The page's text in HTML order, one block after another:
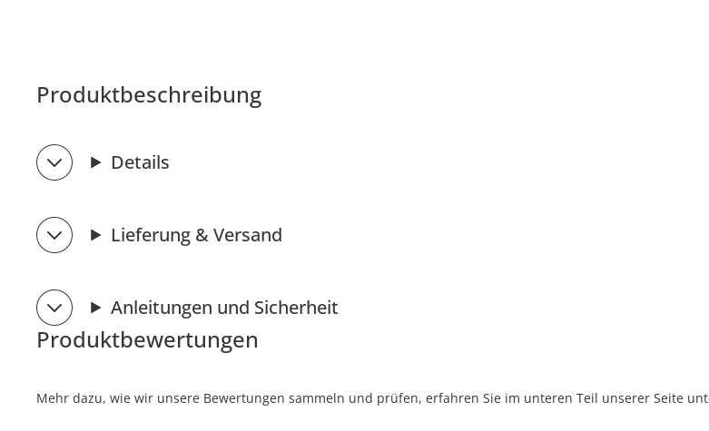
Produktbeschreibung
Details
Lieferung & Versand
Anleitungen und Sicherheit
Produktbewertungen
Mehr dazu, wie wir unsere Bewertungen sammeln und prüfen, erfahren Sie im unteren Teil unserer Seite